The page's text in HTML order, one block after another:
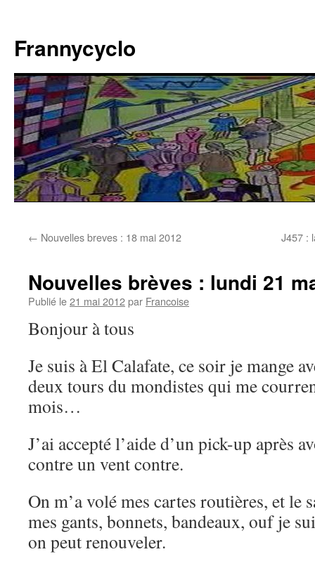
contenu
Frannycyclo
← Nouvelles breves : 18 mai 2012 J457 :
Nouvelles brèves : lundi 21
Publié le21 mai 2012par Francoise
Bonjour à tous
Je suis à El Calafate, ce soir je mange
deux tours du mondistes qui me
mois…
J’ai accepté l’aide d’un pick-up après
contre un vent contre.
On m’a volé mes cartes routières, et le
mes gants, bonnets, bandeaux, ouf je
on peut renouveler.